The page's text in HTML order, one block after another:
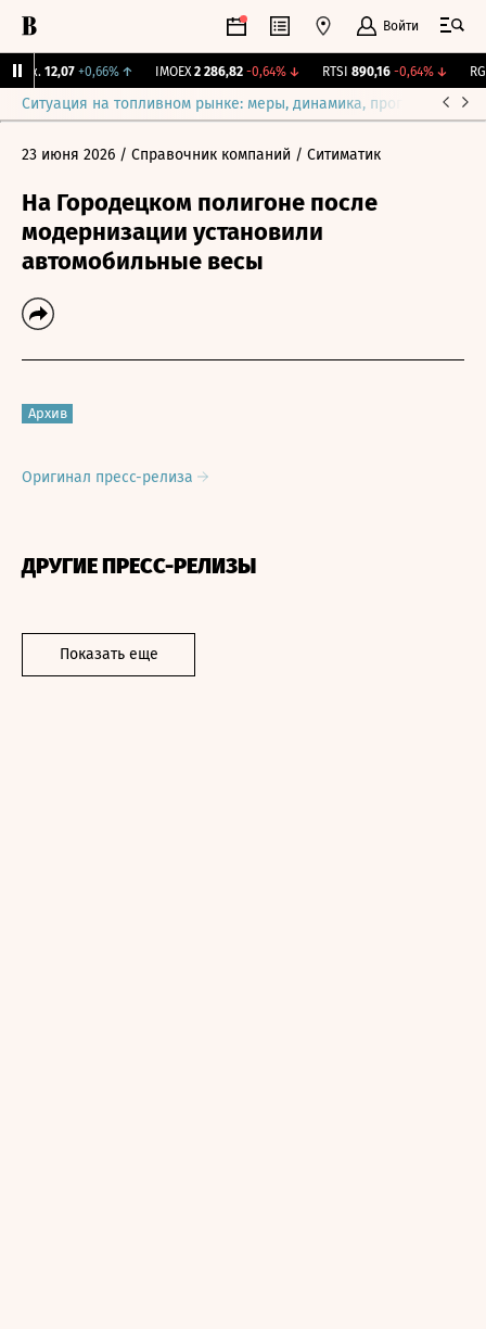
Войти
12,07 +0,66%↑ IMOEX 2 286,82 -0,64%↓ RTSI 890,16 -0,64%↓ RGBI
Ситуация на топливном рынке: меры, динамика, прогнозы
23 июня 2026 / Справочник компаний / Ситиматик
На Городецком полигоне после
модернизации установили
автомобильные весы
Архив
Оригинал пресс-релиза
ДРУГИЕ ПРЕСС-РЕЛИЗЫ
Показать еще